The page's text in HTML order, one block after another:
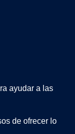
ayudar a las
de ofrecer lo